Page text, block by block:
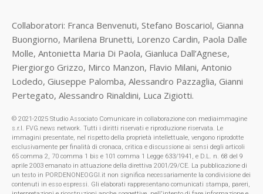
Collaboratori: Franca Benvenuti, Stefano Boscariol, Gianna
Buongiorno, Marilena Brunetti, Lorenzo Cardin, Paola Dalle
Molle, Antonietta Maria Di Paola, Gianluca Dall’Agnese,
Piergiorgo Grizzo, Mirco Manzon, Flavio Milani, Antonio
Lodedo, Giuseppe Palomba, Alessandro Pazzaglia, Gianni
Pertegato, Alessandro Rinaldini, Luca Zigiotti.
© 2021-2025 Studio Associato Comunicare in collaborazione con mediaimmagine
s.r.l. FVG.news network. Tutti i diritti riservati e riproduzione riservata. Le
immagini presentate, nel rispetto della proprietà intellettuale, vengono riprodotte
esclusivamente per finalità di cronaca, critica e discussione ai sensi degli articoli
65 comma 2, 70 comma 1 bis e 101 comma 1 Legge 633/1941, e D.L. n. 68 del 9
aprile 2003 emanato in attuazione della direttiva 2001/29/CE. La pubblicazione di
un testo in PORDENONEOGGI.it non significa necessariamente la condivisione dei
contenuti in esso espressi. Gli elaborati rappresentano comunicati stampa, pareri,